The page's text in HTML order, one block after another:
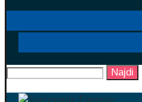
Najdi